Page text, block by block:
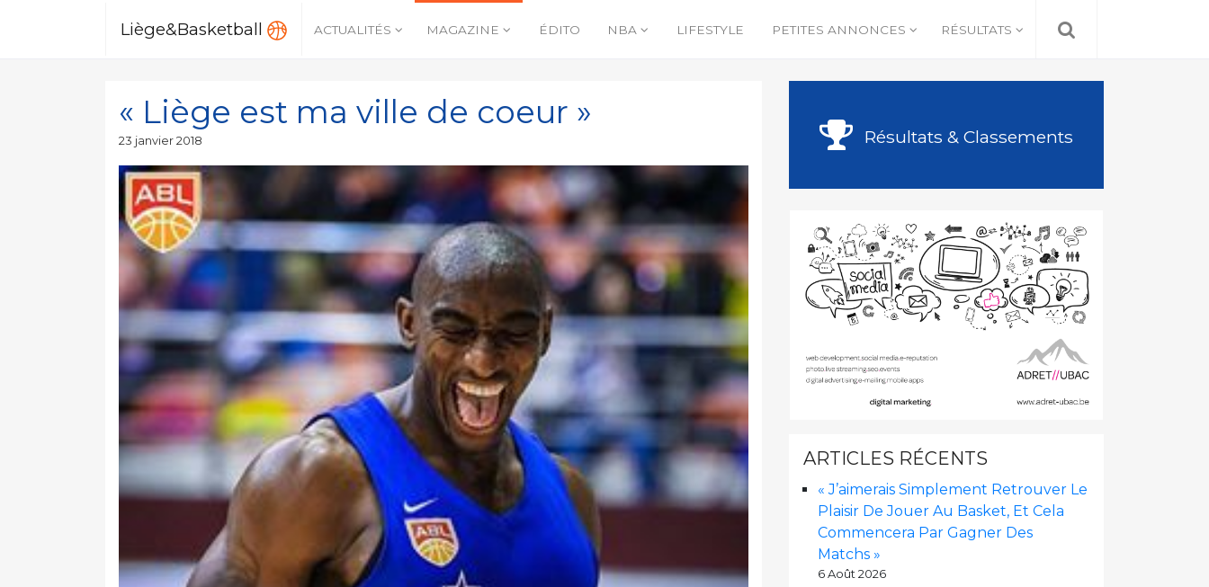
Liège&Basketball ACTUALITÉS MAGAZINE ÉDITO NBA LIFESTYLE PETITES ANNONCES RÉSULTATS
« Liège est ma ville de coeur »
Publié
23 janvier 2018 Résultats & Classements
ARTICLES RÉCENTS
« J’aimerais Simplement Retrouver Le
Plaisir De Jouer Au Basket, Et Cela
Commencera Par Gagner Des
Matchs »
6 Août 2026